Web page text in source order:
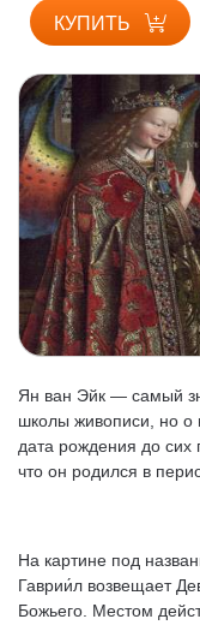
КУПИТЬ
Ян ван Эйк — самый
школы живописи, но о
дата рождения до сих
что он родился в
На картине под
Гаврии́л возвещает
Божьего. Местом